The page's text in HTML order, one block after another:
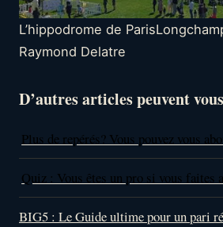
L’hippodrome de
Raymond Delatre
D’autres articles peuvent
Plus de repérés? Vous pouvez vous
Quiz : Vous êtes un pro si vous faites
BIG5 : Le Guide ultime pour un pari